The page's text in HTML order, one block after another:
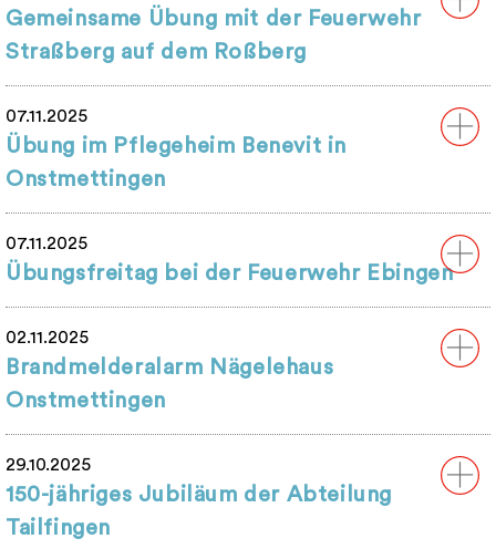
Gemeinsame Übung mit der Feuerwehr
Straßberg auf dem Roßberg
07.11.2025
Übung im Pflegeheim Benevit in
Onstmettingen
07.11.2025
Übungsfreitag bei der Feuerwehr Ebingen
02.11.2025
Brandmelderalarm Nägelehaus
Onstmettingen
29.10.2025
150-jähriges Jubiläum der Abteilung
Tailfingen